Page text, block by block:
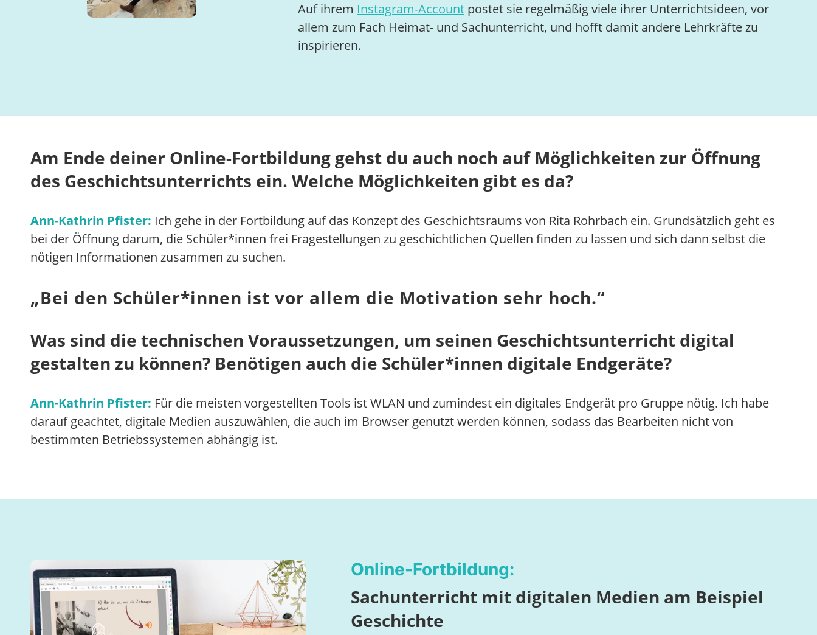
Auf ihrem Instagram-Account postet sie regelmäßig viele ihrer Unterrichtsideen, vor
allem zum Fach Heimat- und Sachunterricht, und hofft damit andere Lehrkräfte zu
inspirieren.
Am Ende deiner Online-Fortbildung gehst du auch noch auf Möglichkeiten zur Öffnung
des Geschichtsunterrichts ein. Welche Möglichkeiten gibt es da?
Ann-Kathrin Pfister: Ich gehe in der Fortbildung auf das Konzept des Geschichtsraums von Rita Rohrbach ein. Grundsätzlich geht es
bei der Öffnung darum, die Schüler*innen frei Fragestellungen zu geschichtlichen Quellen finden zu lassen und sich dann selbst die
nötigen Informationen zusammen zu suchen.
„Bei den Schüler*innen ist vor allem die Motivation sehr hoch.“
Was sind die technischen Voraussetzungen, um seinen Geschichtsunterricht digital
gestalten zu können? Benötigen auch die Schüler*innen digitale Endgeräte?
Ann-Kathrin Pfister: Für die meisten vorgestellten Tools ist WLAN und zumindest ein digitales Endgerät pro Gruppe nötig. Ich habe
darauf geachtet, digitale Medien auszuwählen, die auch im Browser genutzt werden können, sodass das Bearbeiten nicht von
bestimmten Betriebssystemen abhängig ist.
Online-Fortbildung:
Sachunterricht mit digitalen Medien am Beispiel
Geschichte